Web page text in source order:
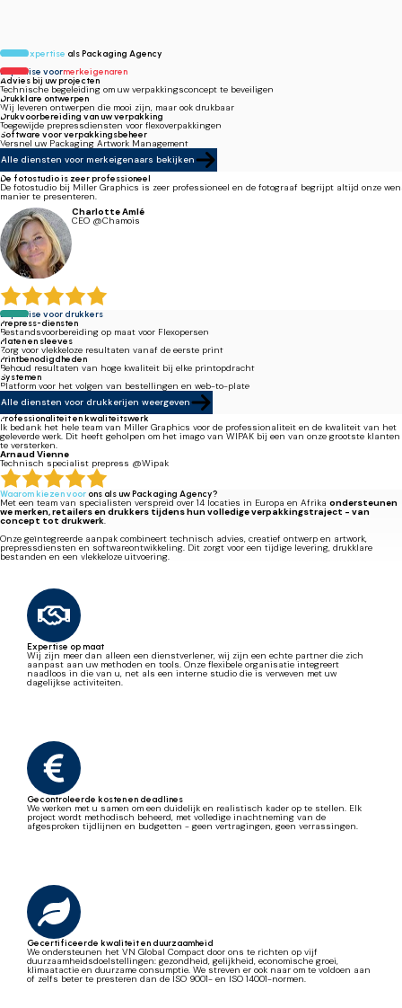
Onzeexpertise als Packaging Agency
Expertise voormerkeigenaren
Advies bij uw projecten
Technische begeleiding om uw verpakkingsconcept te beveiligen.
Drukklare ontwerpen
Wij leveren ontwerpen die mooi zijn, maar ook drukbaar.
Drukvoorbereiding van uw verpakking
Toegewijde prepressdiensten voor flexoverpakkingen.
Software voor verpakkingsbeheer
Versnel uw Packaging Artwork Management.
Alle diensten voor merkeigenaars bekijken
De fotostudio is zeer professioneel
De fotostudio bij Miller Graphics is zeer professioneel en de fotograaf begrijpt altijd onze
manier te presenteren.
Charlotte Amlé
CEO @Chamois
Expertise voor drukkers
Prepress-diensten
Bestandsvoorbereiding op maat voor Flexopersen.
Platen en sleeves
Zorg voor vlekkeloze resultaten vanaf de eerste print.
Printbenodigdheden
Behoud resultaten van hoge kwaliteit bij elke printopdracht.
Systemen
Platform voor het volgen van bestellingen en web-to-plate.
Alle diensten voor drukkerijen weergeven
Professionaliteit en kwaliteitswerk
Ik bedank het hele team van Miller Graphics voor de professionaliteit en de kwaliteit van het
geleverde werk. Dit heeft geholpen om het imago van WIPAK bij een van onze grootste klanten
te versterken.
Arnaud Vienne
Technisch specialist prepress @Wipak
Waarom kiezen voor ons als uw Packaging Agency?
Met een team van specialisten verspreid over 14 locaties in Europa en Afrika ondersteunen
we merken, retailers en drukkers tijdens hun volledige verpakkingstraject - van
concept tot drukwerk.
Onze geïntegreerde aanpak combineert technisch advies, creatief ontwerp en artwork,
prepressdiensten en softwareontwikkeling. Dit zorgt voor een tijdige levering, drukklare
bestanden en een vlekkeloze uitvoering.
Expertise op maat
Wij zijn meer dan alleen een dienstverlener, wij zijn een echte partner die zich
aanpast aan uw methoden en tools. Onze flexibele organisatie integreert
naadloos in die van u, net als een interne studio die is verweven met uw
dagelijkse activiteiten.
Gecontroleerde kosten en deadlines
We werken met u samen om een duidelijk en realistisch kader op te stellen. Elk
project wordt methodisch beheerd, met volledige inachtneming van de
afgesproken tijdlijnen en budgetten - geen vertragingen, geen verrassingen.
Gecertificeerde kwaliteit en duurzaamheid
We ondersteunen het VN Global Compact door ons te richten op vijf
duurzaamheidsdoelstellingen: gezondheid, gelijkheid, economische groei,
klimaatactie en duurzame consumptie. We streven er ook naar om te voldoen aan
of zelfs beter te presteren dan de ISO 9001- en ISO 14001-normen.